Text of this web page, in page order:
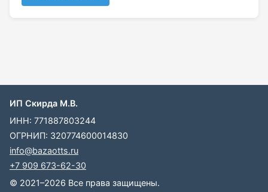
ИП Скирда М.В.
ИНН: 771887803244
ОГРНИП: 320774600014830
info@bazaotts.ru
+7 909 673-62-30
© 2021–2026 Все права защищены.